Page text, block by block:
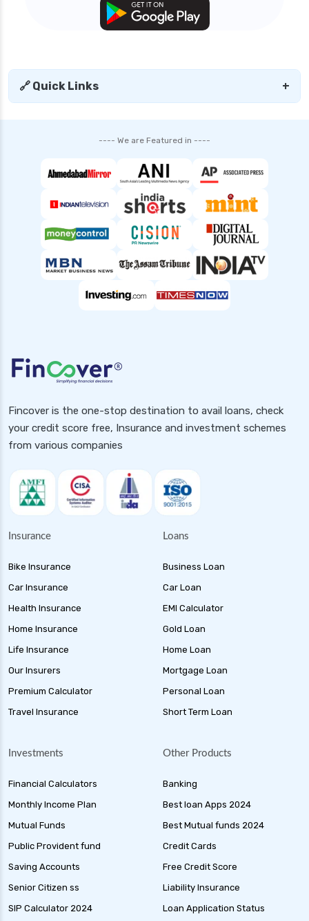
🔗 Quick Links +
---- We are Featured in ----
Fincover is the one-stop destination to avail loans, check
your credit score free, Insurance and investment schemes
from various companies
Insurance
Bike Insurance
Car Insurance
Health Insurance
Home Insurance
Life Insurance
Our Insurers
Premium Calculator
Travel Insurance
Loans
Business Loan
Car Loan
EMI Calculator
Gold Loan
Home Loan
Mortgage Loan
Personal Loan
Short Term Loan
Investments
Financial Calculators
Monthly Income Plan
Mutual Funds
Public Provident fund
Saving Accounts
Senior Citizen ss
SIP Calculator 2024
Other Products
Banking
Best loan Apps 2024
Best Mutual funds 2024
Credit Cards
Free Credit Score
Liability Insurance
Loan Application Status